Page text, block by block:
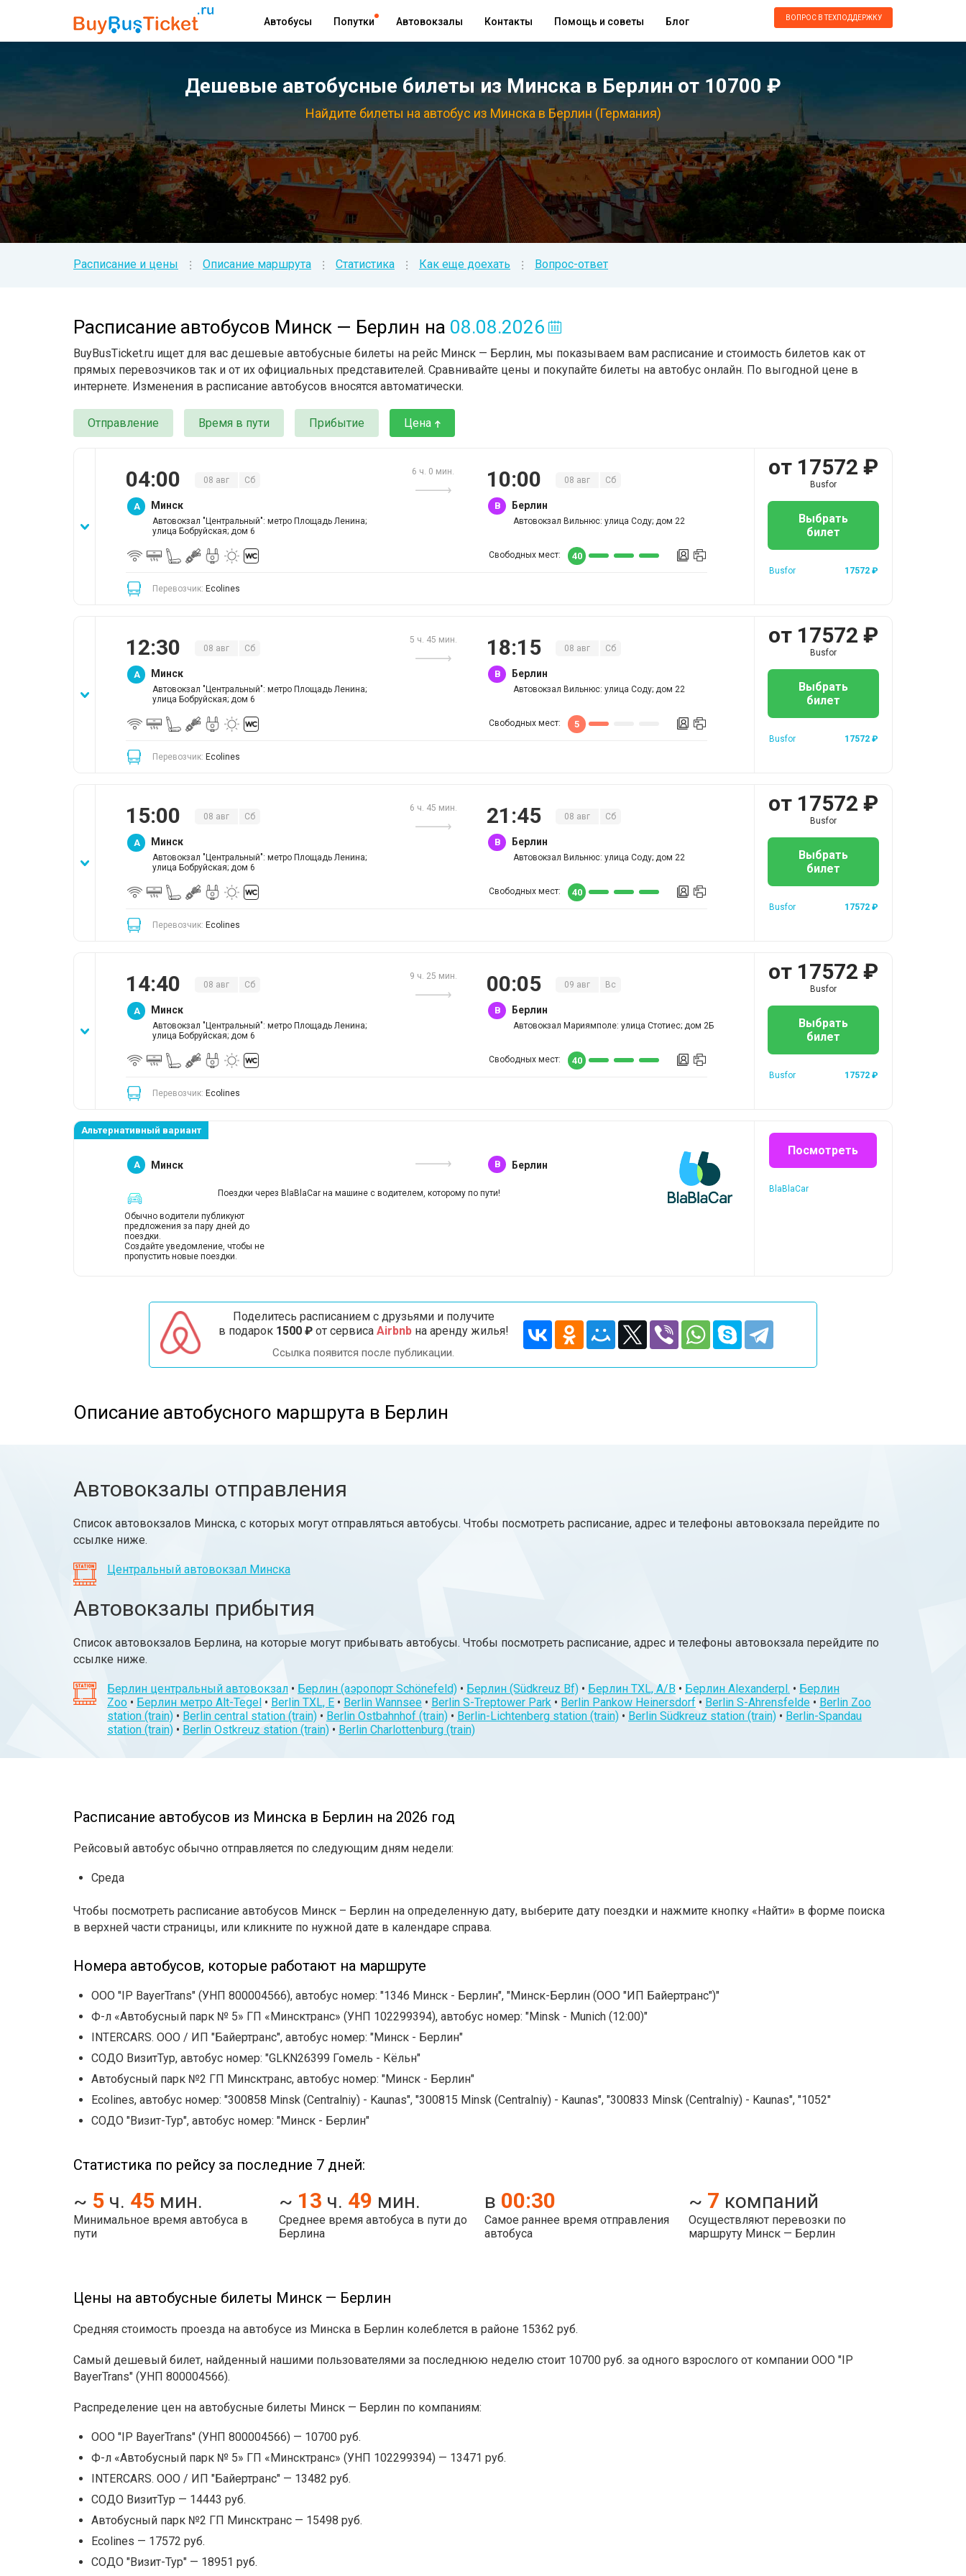
Автобусы Попутки Автовокзалы Контакты Помощь и советы Блог ВОПРОС В ТЕХПОДДЕРЖКУ
Дешевые автобусные билеты из Минска в Берлин от 10700 ₽
Найдите билеты на автобус из Минска в Берлин (Германия)
Расписание и цены ⁝ Описание маршрута ⁝ Статистика ⁝ Как еще доехать ⁝ Вопрос-ответ
Расписание автобусов Минск — Берлин на 08.08.2026
BuyBusTicket.ru ищет для вас дешевые автобусные билеты на рейс Минск — Берлин, мы показываем вам расписание и стоимость билетов как от
прямых перевозчиков так и от их официальных представителей. Сравнивайте цены и покупайте билеты на автобус онлайн. По выгодной цене в
интернете. Изменения в расписание автобусов вносятся автоматически.
Отправление Время в пути Прибытие Цена
04:00 08 авг Сб
A Минск
Автовокзал "Центральный": метро Площадь Ленина;
улица Бобруйская; дом 6
6 ч. 0 мин. 10:00 08 авг Сб
B Берлин
Автовокзал Вильнюс: улица Соду; дом 22
Свободных мест: 40
Перевозчик: Ecolines
от 17572 ₽
Busfor
Выбрать
билет
Busfor 17572 ₽
12:30 08 авг Сб
A Минск
Автовокзал "Центральный": метро Площадь Ленина;
улица Бобруйская; дом 6
5 ч. 45 мин. 18:15 08 авг Сб
B Берлин
Автовокзал Вильнюс: улица Соду; дом 22
Свободных мест: 5
Перевозчик: Ecolines
от 17572 ₽
Busfor
Выбрать
билет
Busfor 17572 ₽
15:00 08 авг Сб
A Минск
Автовокзал "Центральный": метро Площадь Ленина;
улица Бобруйская; дом 6
6 ч. 45 мин. 21 :45 08 авг Сб
B Берлин
Автовокзал Вильнюс: улица Соду; дом 22
Свободных мест: 40
Перевозчик: Ecolines
от 17572 ₽
Busfor
Выбрать
билет
Busfor 17572 ₽
14:40 08 авг Сб
A Минск
Автовокзал "Центральный": метро Площадь Ленина;
улица Бобруйская; дом 6
9 ч. 25 мин. 00:05 09 авг Вс
B Берлин
Автовокзал Мариямполе: улица Стотиес; дом 2Б
Свободных мест: 40
Перевозчик: Ecolines
от 17572 ₽
Busfor
Выбрать
билет
Busfor 17572 ₽
Альтернативный вариант
A Минск B Берлин
Поездки через BlaBlaCar на машине с водителем, которому по пути!
Обычно водители публикуют
предложения за пару дней до
поездки.
Создайте уведомление, чтобы не
пропустить новые поездки.
Посмотреть
BlaBlaCar
Поделитесь расписанием с друзьями и получите
в подарок 1500 ₽от сервиса Airbnbна аренду жилья!
Ссылка появится после публикации.
Описание автобусного маршрута в Берлин
Автовокзалы отправления
Список автовокзалов Минска, с которых могут отправляться автобусы. Чтобы посмотреть расписание, адрес и телефоны автовокзала перейдите по
ссылке ниже.
Центральный автовокзал Минска
Автовокзалы прибытия
Список автовокзалов Берлина, на которые могут прибывать автобусы. Чтобы посмотреть расписание, адрес и телефоны автовокзала перейдите по
ссылке ниже.
Берлин центральный автовокзал • Берлин (аэропорт Schönefeld) • Берлин (Südkreuz Bf) • Берлин TXL, A/B • Берлин Alexanderpl. • Берлин
Zoo • Берлин метро Alt-Tegel • Berlin TXL, E • Berlin Wannsee • Berlin S-Treptower Park • Berlin Pankow Heinersdorf • Berlin S-Ahrensfelde • Berlin Zoo
station (train) • Berlin central station (train) • Berlin Ostbahnhof (train) • Berlin-Lichtenberg station (train) • Berlin Südkreuz station (train) • Berlin-Spandau
station (train) • Berlin Ostkreuz station (train) • Berlin Charlottenburg (train)
Расписание автобусов из Минска в Берлин на 2026 год
Рейсовый автобус обычно отправляется по следующим дням недели:
Среда
Чтобы посмотреть расписание автобусов Минск – Берлин на определенную дату, выберите дату поездки и нажмите кнопку «Найти» в форме поиска
в верхней части страницы, или кликните по нужной дате в календаре справа.
Номера автобусов, которые работают на маршруте
OOO "IP BayerTrans" (УНП 800004566), автобус номер: "1346 Минск - Берлин", "Минск-Берлин (ООО "ИП Байертранс")"
Ф-л «Автобусный парк № 5» ГП «Минсктранс» (УНП 102299394), автобус номер: "Minsk - Munich (12:00)"
INTERCARS. ООО / ИП "Байертранс", автобус номер: "Минск - Берлин"
СОДО ВизитТур, автобус номер: "GLKN26399 Гомель - Кёльн"
Автобусный парк №2 ГП Минсктранс, автобус номер: "Минск - Берлин"
Ecolines, автобус номер: "300858 Minsk (Centralniy) - Kaunas", "300815 Minsk (Centralniy) - Kaunas", "300833 Minsk (Centralniy) - Kaunas", "1052"
СОДО "Визит-Тур", автобус номер: "Минск - Берлин"
Статистика по рейсу за последние 7 дней:
~ 5 ч. 45 мин.
Минимальное время автобуса в
пути
~ 13 ч. 49 мин.
Среднее время автобуса в пути до
Берлина
в 00:30
Самое раннее время отправления
автобуса
~ 7 компаний
Осуществляют перевозки по
маршруту Минск — Берлин
Цены на автобусные билеты Минск — Берлин
Средняя стоимость проезда на автобусе из Минска в Берлин колеблется в районе 15362 руб.
Самый дешевый билет, найденный нашими пользователями за последнюю неделю стоит 10700 руб. за одного взрослого от компании OOO "IP
BayerTrans" (УНП 800004566).
Распределение цен на автобусные билеты Минск — Берлин по компаниям:
OOO "IP BayerTrans" (УНП 800004566) — 10700 руб.
Ф-л «Автобусный парк № 5» ГП «Минсктранс» (УНП 102299394) — 13471 руб.
INTERCARS. ООО / ИП "Байертранс" — 13482 руб.
СОДО ВизитТур — 14443 руб.
Автобусный парк №2 ГП Минсктранс — 15498 руб.
Ecolines — 17572 руб.
СОДО "Визит-Тур" — 18951 руб.